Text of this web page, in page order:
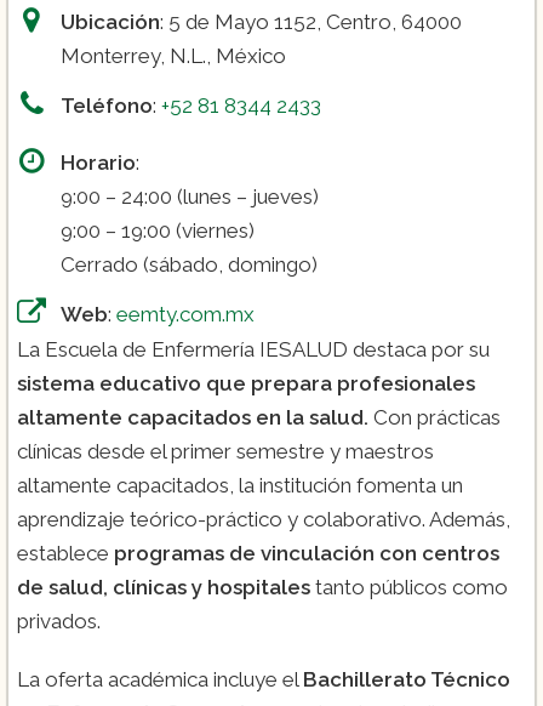
Ubicación: 5 de Mayo 1152, Centro, 64000
Monterrey, N.L., México
Teléfono: +52 81 8344 2433
Horario:
9:00 – 24:00 (lunes – jueves)
9:00 – 19:00 (viernes)
Cerrado (sábado, domingo)
Web: eemty.com.mx
La Escuela de Enfermería IESALUD destaca por su
sistema educativo que prepara profesionales
altamente capacitados en la salud. Con prácticas
clínicas desde el primer semestre y maestros
altamente capacitados, la institución fomenta un
aprendizaje teórico-práctico y colaborativo. Además,
establece programas de vinculación con centros
de salud, clínicas y hospitales tanto públicos como
privados​.
La oferta académica incluye el Bachillerato Técnico